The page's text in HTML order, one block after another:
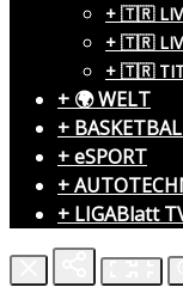
+ 🇹🇷
+ 🇹🇷
+ 🇹🇷
+ 🌍 WELT
+
+ eSPORT
+
+ LIGABlatt